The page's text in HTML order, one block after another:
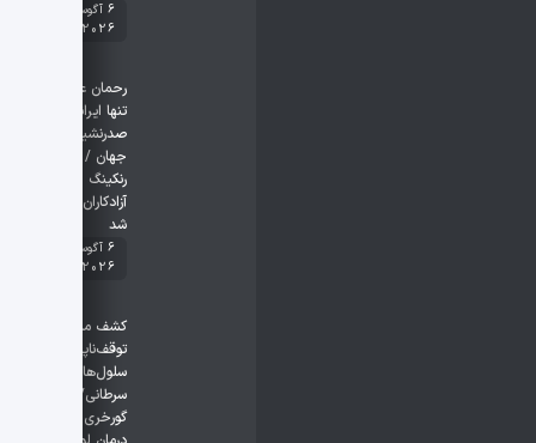
6 آگوست
2026
رحمان عموزاد
تنها ایرانی
صدرنشین
جهان / آخرین
رنکینگ
آزادکاران اعلام
شد
6 آگوست
2026
کشف مسیر
توقف‌ناپذیری
سلول‌های
سرطانی/ ماهی
گورخری کلید